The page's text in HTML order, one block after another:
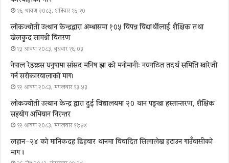
१६ श्रावण २०८३, शनिबार १६:१०
लोकज्योती उत्थान केन्द्रद्वारा अम्बासमा १०५ विपन्न विद्यार्थीलाई शैक्षिक तथा
खेलकुद सामग्री वितरण
१३ श्रावण २०८३, बुधबार १६:०३
नेपाल रेडक्रस धनुषामा सांसद मनिष झा को मनोमानी: नवगठित तदर्थ समिति खारेजी
गर्न सरोकारवालाको माग।
१२ श्रावण २०८३, मंगलवार १३:५३
लोकज्योती उत्थान केन्द्र द्वारा दुई विद्यालयमा २० थान पङ्खा हस्तान्तरण, शैक्षिक
सहयोग अभियान निरन्तर
१२ श्रावण २०८३, मंगलवार ११:५४
लहान–२४ को मानिकदह डिहवार थानमा विवादित सिलालेख हटाउन गाउँवासीको
माग ।